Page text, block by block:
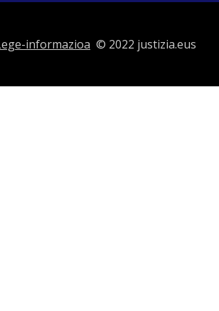
informazioa © 2022 justizia.eus